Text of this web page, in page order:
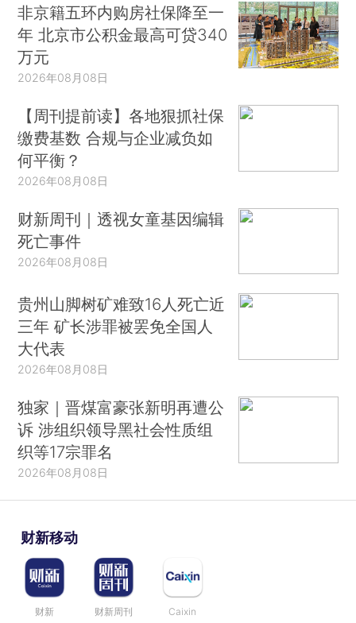
非京籍五环内购房社保降至一
年 北京市公积金最高可贷340
万元
2026年08月08日
【周刊提前读】各地狠抓社保
缴费基数 合规与企业减负如
何平衡？
2026年08月08日
财新周刊｜透视女童基因编辑
死亡事件
2026年08月08日
贵州山脚树矿难致16人死亡近
三年 矿长涉罪被罢免全国人
大代表
2026年08月08日
独家｜晋煤富豪张新明再遭公
诉 涉组织领导黑社会性质组
织等17宗罪名
2026年08月08日
财新移动
财新 财新周刊 Caixin